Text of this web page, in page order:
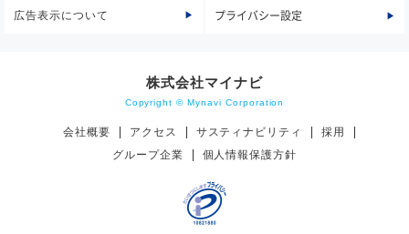
広告表示について プライバシー設定
株式会社マイナビ
Copyright © Mynavi Corporation
会社概要 アクセス サスティナビリティ
採用
グループ企業
個人情報保護方針